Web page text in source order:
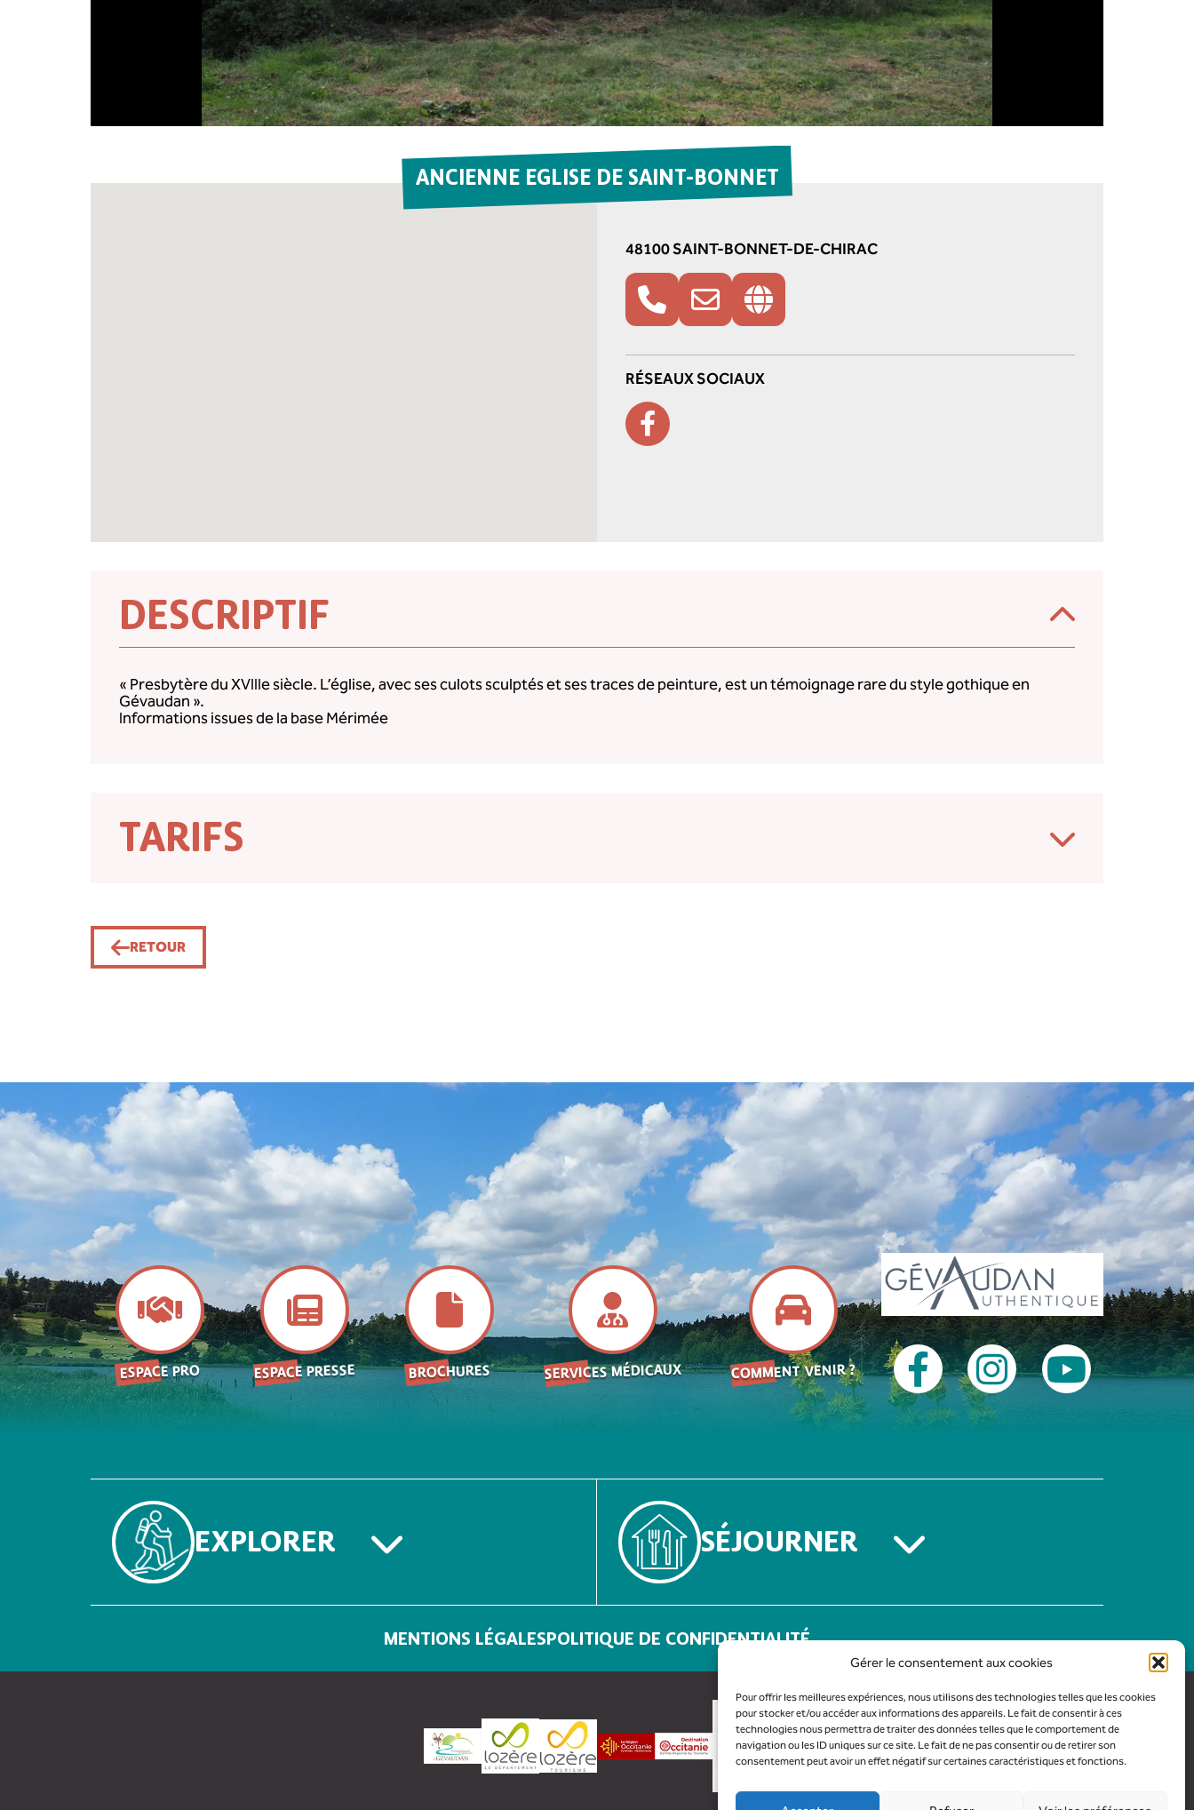
Gérer le consentement aux cookies
Pour offrir les meilleures expériences, nous utilisons des technologies telles que les cookies
pour stocker et/ou accéder aux informations des appareils. Le fait de consentir à ces
technologies nous permettra de traiter des données telles que le comportement de
navigation ou les ID uniques sur ce site. Le fait de ne pas consentir ou de retirer son
consentement peut avoir un effet négatif sur certaines caractéristiques et fonctions.
ANCIENNE EGLISE DE SAINT-BONNET
48100 SAINT-BONNET-DE-CHIRAC
RÉSEAUX SOCIAUX
DESCRIPTIF
« Presbytère du XVIIIe siècle. L’église, avec ses culots sculptés et ses traces de peinture, est un témoignage rare du style gothique en
Gévaudan ».
Informations issues de la base Mérimée
TARIFS
RETOUR
ESPACE PRO ESPACE PRESSE BROCHURES SERVICES MÉDICAUX COMMENT VENIR ?
EXPLORER SÉJOURNER
MENTIONS LÉGALESPOLITIQUE DE CONFIDENTIALITÉ